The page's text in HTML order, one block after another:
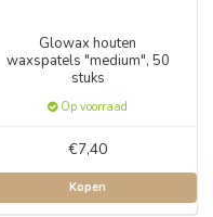
Glowax houten
waxspatels "medium", 50
stuks
Op voorraad
€7,40
Kopen